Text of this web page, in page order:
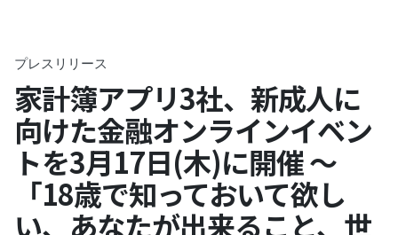
プレスリリース
家計簿アプリ3社、新成人に
向けた金融オンラインイベン
トを3月17日(木)に開催 〜
「18歳で知っておいて欲し
い、あなたが出来ること、世